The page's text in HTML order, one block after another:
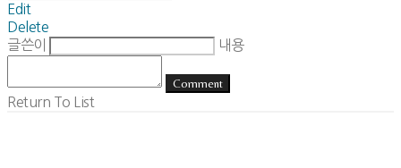
Edit
Delete
글쓴이
내용
Comment
Return To List